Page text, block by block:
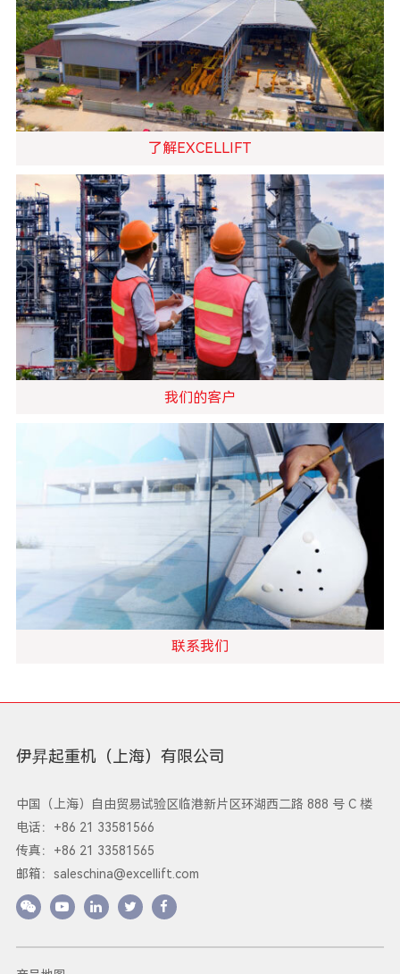
了解EXCELLIFT
我们的客户
联系我们
伊昇起重机（上海）有限公司
中国（上海）自由贸易试验区临港新片区环湖西二路 888 号 C 楼
电话：+86 21 33581566
传真：+86 21 33581565
邮箱： saleschina@excellift.com